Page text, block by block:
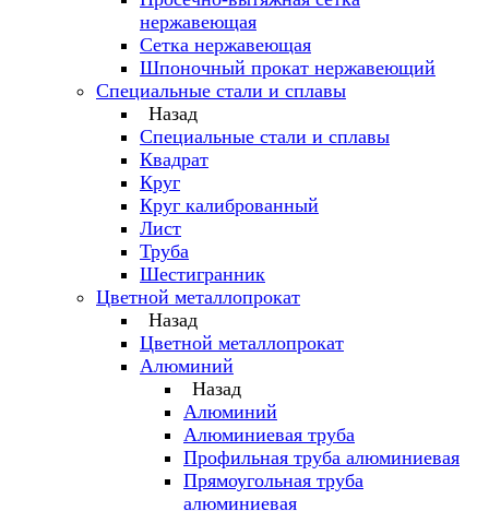
нержавеющая
Сетка нержавеющая
Шпоночный прокат нержавеющий
Специальные стали и сплавы
Назад
Специальные стали и сплавы
Квадрат
Круг
Круг калиброванный
Лист
Труба
Шестигранник
Цветной металлопрокат
Назад
Цветной металлопрокат
Алюминий
Назад
Алюминий
Алюминиевая труба
Профильная труба алюминиевая
Прямоугольная труба
алюминиевая